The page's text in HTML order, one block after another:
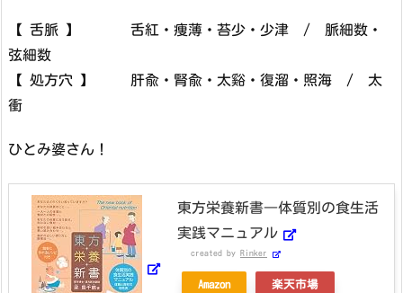
【 舌脈 】 舌紅・痩薄・苔少・少津 / 脈細数・
弦細数
【 処方穴 】 肝兪・腎兪・太谿・復溜・照海 / 太
衝
ひとみ婆さん！
東方栄養新書―体質別の食生活
実践マニュアル
created by Rinker
Amazon 楽天市場